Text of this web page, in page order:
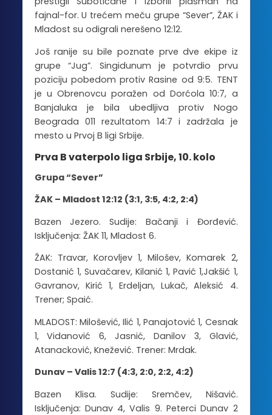
fajnal-for. U trećem meču grupe “Sever”, ŽAK i
Mladost su odigrali nerešeno 12:12.
Još ranije su bile poznate prve dve ekipe iz
grupe “Jug”. Singidunum je potvrdio prvu
poziciju pobedom protiv Rasine od 9:5. TENT
je u Obrenovcu poražen od Dorćola 10:7, a
Banjaluka je bila ubedljiva protiv Nogo
Beograda 011 rezultatom 14:7 i zadržala je
mesto u Prvoj B ligi Srbije.
Prva B vaterpolo liga Srbije, 10. kolo
Grupa “Sever”
ŽAK – Mladost 12:12 (3:1, 3:5, 4:2, 2:4)
Bazen Jezero. Sudije: Bačanji i Đorđević.
Isključenja: ŽAK 11, Mladost 6.
ŽAK: Travar, Korovljev 1, Milošev, Komarek 2,
Dostanić 1, Suvačarev, Kilanić 1, Pavić 1,Jakšić 1,
Gavranov, Kirić 1, Erdeljan, Lukač, Aleksić 4.
Trener; Spaić.
MLADOST: Milošević, Ilić 1, Panajotović 1, Cesnak
1, Vidanović 6, Jasnić, Danilov 3, Glavić,
Atanacković, Knežević. Trener: Mrdak.
Dunav – Valis 12:7 (4:3, 2:0, 2:2, 4:2)
Bazen Klisa. Sudije: Sremčev, Nišavić.
Isključenja: Dunav 4, Valis 9. Peterci Dunav 2